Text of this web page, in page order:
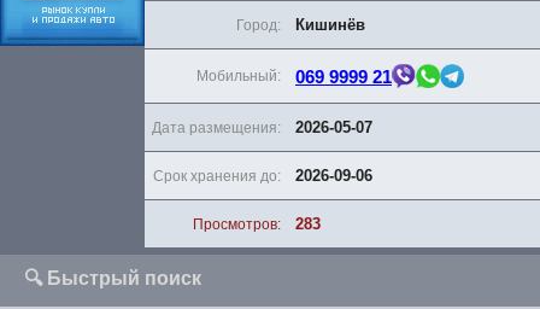
Дата размещения: 2026-05-07
Город: Кишинёв
Срок хранения до: 2026-09-06
Мобильный: 069 9999 21
Просмотров: 283
🔍 Быстрый поиск